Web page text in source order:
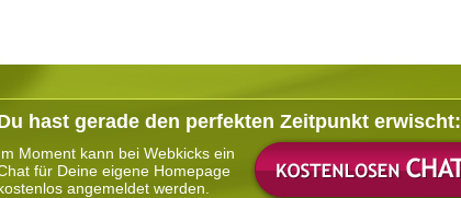
hast gerade den perfekten Zeitpunkt erwischt:
Moment kann bei Webkicks ein
für Deine eigene Homepage
angemeldet werden.